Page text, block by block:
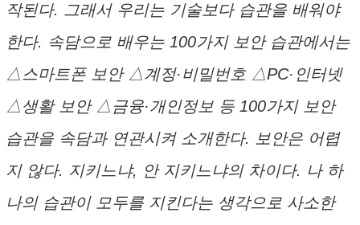
작된다. 그래서 우리는 기술보다 습관을 배워야
한다. 속담으로 배우는 100가지 보안 습관에서는
△스마트폰 보안 △계정·비밀번호 △PC·인터넷
△생활 보안 △금융·개인정보 등 100가지 보안
습관을 속담과 연관시켜 소개한다. 보안은 어렵
지 않다. 지키느냐, 안 지키느냐의 차이다. 나 하
나의 습관이 모두를 지킨다는 생각으로 사소한